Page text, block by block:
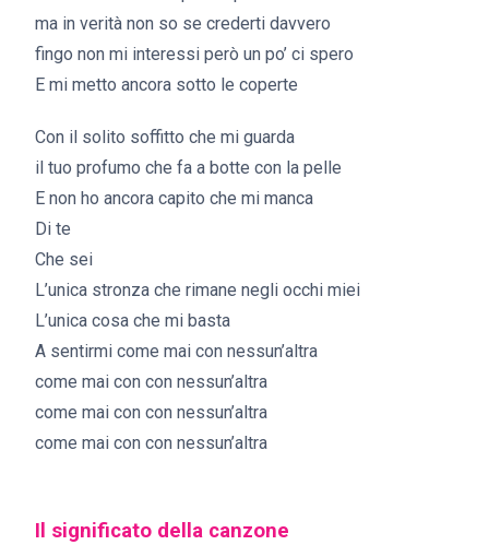
ma in verità non so se crederti davvero
fingo non mi interessi però un po’ ci spero
E mi metto ancora sotto le coperte
Con il solito soffitto che mi guarda
il tuo profumo che fa a botte con la pelle
E non ho ancora capito che mi manca
Di te
Che sei
L’unica stronza che rimane negli occhi miei
L’unica cosa che mi basta
A sentirmi come mai con nessun’altra
come mai con con nessun’altra
come mai con con nessun’altra
come mai con con nessun’altra
Il significato della canzone